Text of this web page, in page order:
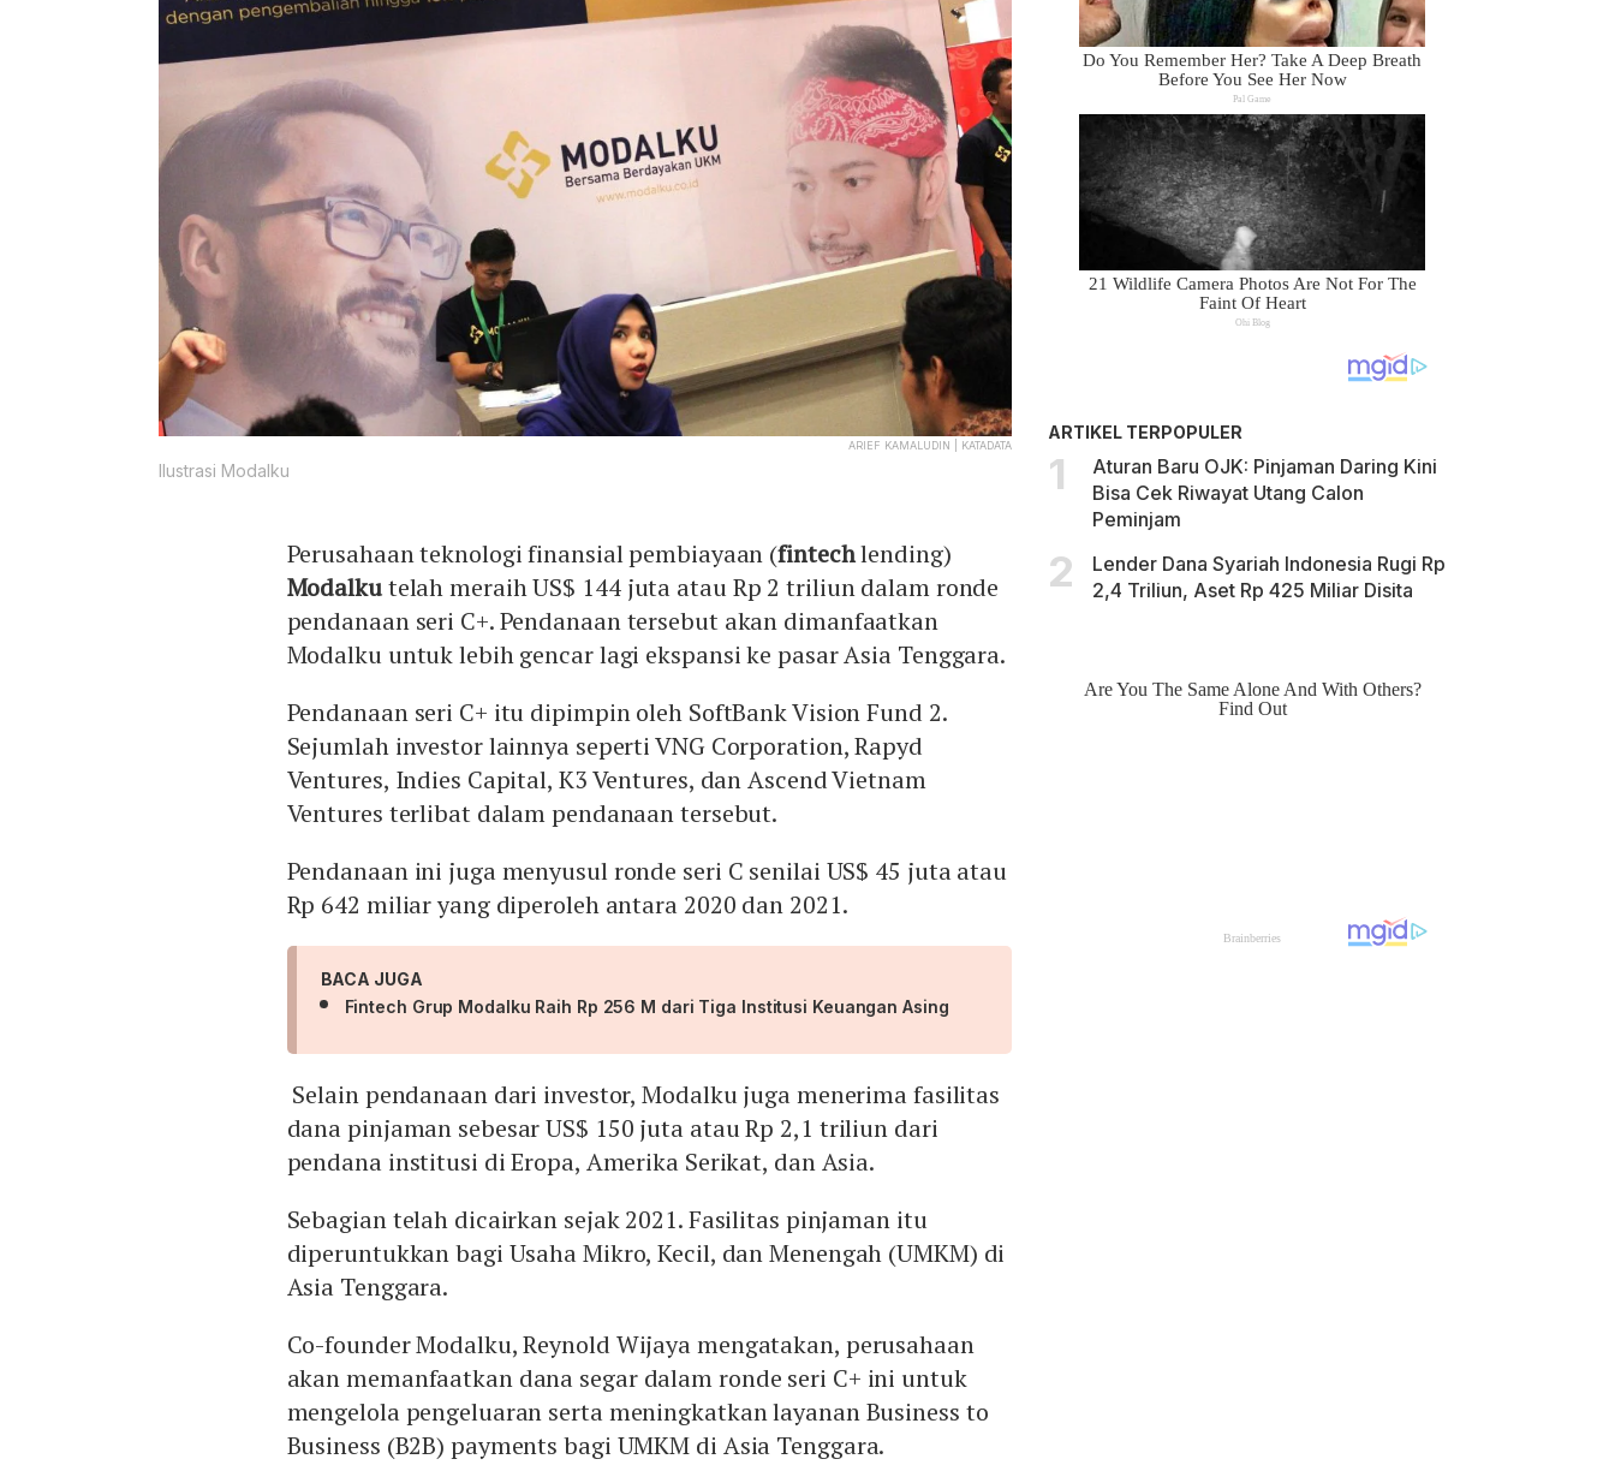
ARIEF KAMALUDIN | KATADATA
Ilustrasi Modalku
Perusahaan teknologi finansial pembiayaan (fintechlending)
Modalkutelah meraih US$ 144 juta atau Rp 2 triliun dalam ronde
pendanaan seri C+. Pendanaan tersebut akan dimanfaatkan
Modalku untuk lebih gencar lagi ekspansi ke pasar Asia Tenggara.
Pendanaan seri C+ itu dipimpin oleh SoftBank Vision Fund 2.
Sejumlah investor lainnya seperti VNG Corporation, Rapyd
Ventures, Indies Capital, K3 Ventures, dan Ascend Vietnam
Ventures terlibat dalam pendanaan tersebut.
Pendanaan ini juga menyusul ronde seri C senilai US$ 45 juta atau
Rp 642 miliar yang diperoleh antara 2020 dan 2021.
BACA JUGA
Fintech Grup Modalku Raih Rp 256 M dari Tiga Institusi Keuangan Asing
Selain pendanaan dari investor, Modalku juga menerima fasilitas
dana pinjaman sebesar US$ 150 juta atau Rp 2,1 triliun dari
pendana institusi di Eropa, Amerika Serikat, dan Asia.
Sebagian telah dicairkan sejak 2021. Fasilitas pinjaman itu
diperuntukkan bagi Usaha Mikro, Kecil, dan Menengah (UMKM) di
Asia Tenggara.
Co-founder Modalku, Reynold Wijaya mengatakan, perusahaan
akan memanfaatkan dana segar dalam ronde seri C+ ini untuk
mengelola pengeluaran serta meningkatkan layanan Business to
Business (B2B) payments bagi UMKM di Asia Tenggara.
ARTIKEL TERPOPULER
Aturan Baru OJK: Pinjaman Daring Kini
Bisa Cek Riwayat Utang Calon
Peminjam
Lender Dana Syariah Indonesia Rugi Rp
2,4 Triliun, Aset Rp 425 Miliar Disita